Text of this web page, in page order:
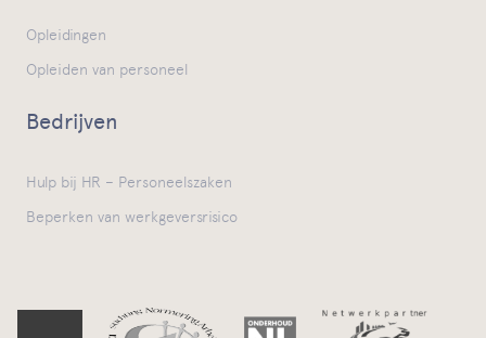
Opleidingen
Opleiden van personeel
Bedrijven
Hulp bij HR – Personeelszaken
Beperken van werkgeversrisico